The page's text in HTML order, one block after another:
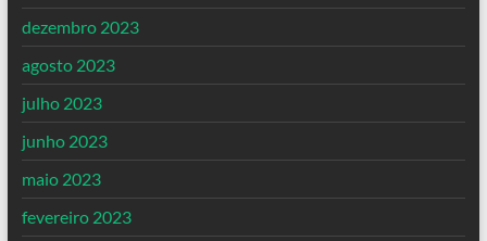
dezembro 2023
agosto 2023
julho 2023
junho 2023
maio 2023
fevereiro 2023